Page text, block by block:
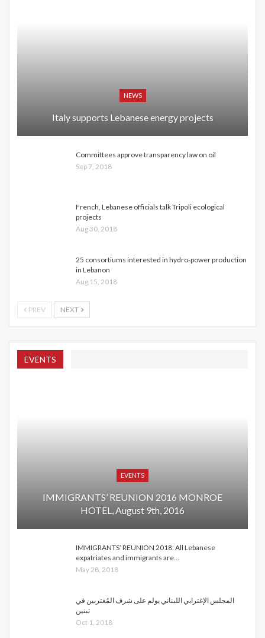
NEWS
Italy supports Lebanese energy projects
Committees approve transparency law on oil
Sep 7, 2018
French, Lebanese officials talk Tripoli ecological
projects
Aug 30, 2018
25 consortiums interested in hydro-power production
in Lebanon
Aug 15, 2018
PREV NEXT
EVENTS
EVENTS
IMMIGRANTS’ REUNION 2016 MONROE
HOTEL, August 9th, 2016
IMMIGRANTS’ REUNION 2018: All Lebanese
expatriates and immigrants are…
May 28, 2018
المجلس الإغترابي اللبناني يولم على شرف المُغتربين في
تبنين
Oct 1, 2018